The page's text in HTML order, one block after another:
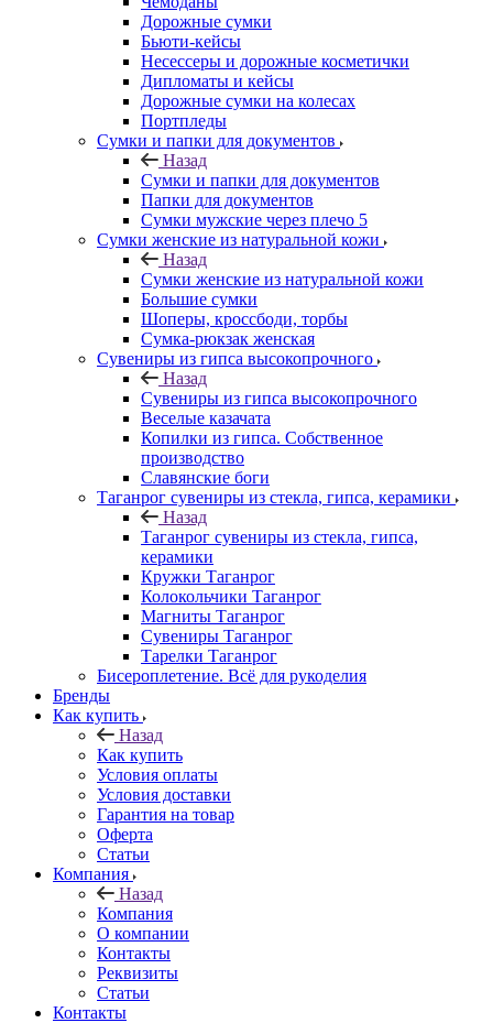
Дорожные сумки
Бьюти-кейсы
Несессеры и дорожные косметички
Дипломаты и кейсы
Дорожные сумки на колесах
Портпледы
Сумки и папки для документов
Назад
Сумки и папки для документов
Папки для документов
Сумки мужские через плечо 5
Сумки женские из натуральной кожи
Назад
Сумки женские из натуральной кожи
Большие сумки
Шоперы, кроссбоди, торбы
Сумка-рюкзак женская
Сувениры из гипса высокопрочного
Назад
Сувениры из гипса высокопрочного
Веселые казачата
Копилки из гипса. Собственное
производство
Славянские боги
Таганрог сувениры из стекла, гипса, керамики
Назад
Таганрог сувениры из стекла, гипса,
керамики
Кружки Таганрог
Колокольчики Таганрог
Магниты Таганрог
Сувениры Таганрог
Тарелки Таганрог
Бисероплетение. Всё для рукоделия
Бренды
Как купить
Назад
Как купить
Условия оплаты
Условия доставки
Гарантия на товар
Оферта
Статьи
Компания
Назад
Компания
О компании
Контакты
Реквизиты
Статьи
Контакты